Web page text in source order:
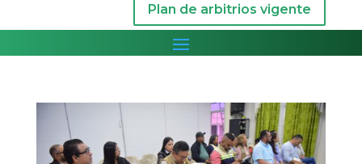
Plan de arbitrios vigente